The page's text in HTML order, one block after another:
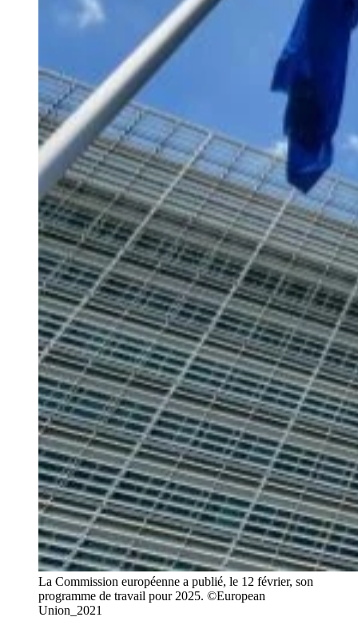
La Commission européenne a publié, le 12 février, son
programme de travail pour 2025. ©European
Union_2021